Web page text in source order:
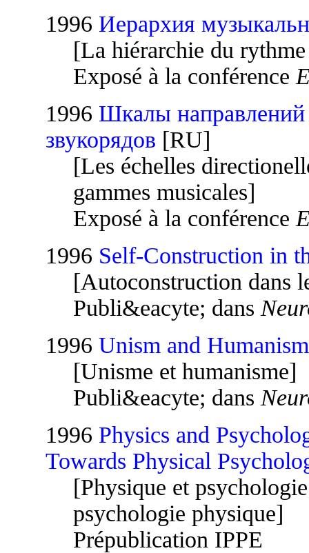
1996 Иерархия
[La hiérarchie du
Exposé à la conférence
1996 Шкалы
звукорядов [RU]
[Les échelles
gammes musicales]
Exposé à la conférence
1996 Self-Construction in
[Autoconstruction dans
Publi&eacyte; dans
1996 Unism and Humanism
[Unisme et humanisme]
Publi&eacyte; dans
1996 Physics and
Towards Physical
[Physique et
psychologie physique]
Prépublication IPPE